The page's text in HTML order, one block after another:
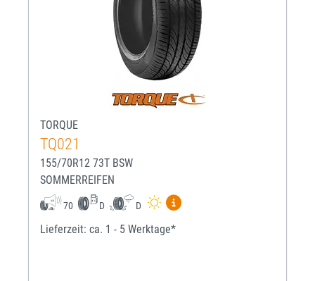
TORQUE
TQ021
155/70R12 73T BSW
SOMMERREIFEN
70 D D
Mehr Informationen zum
Lieferzeit: ca. 1 - 5 Werktage*